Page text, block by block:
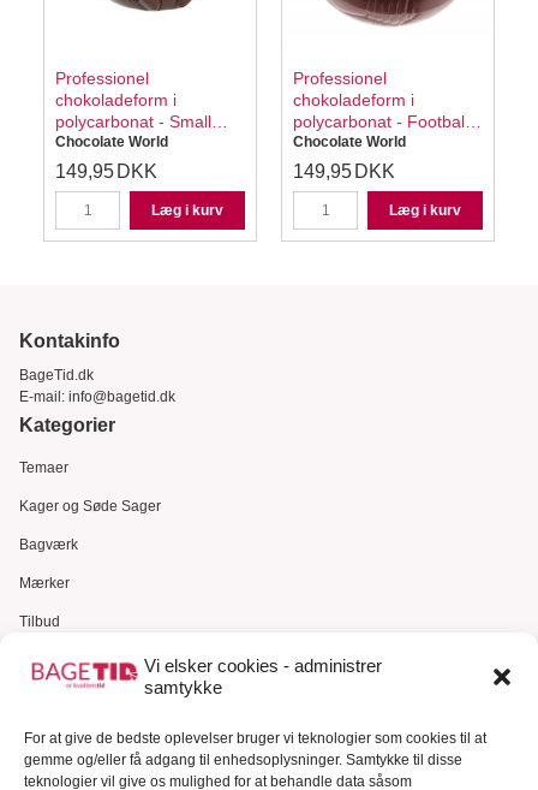
Vi elsker cookies - administrer
samtykke
For at give de bedste oplevelser bruger vi teknologier som cookies til at
gemme og/eller få adgang til enhedsoplysninger. Samtykke til disse
teknologier vil give os mulighed for at behandle data såsom
Professionel
chokoladeform i
polycarbonat - Small
Round Chicken
CW12145
Chocolate World
149,95 DKK
Læg i kurv
Professionel
chokoladeform i
polycarbonat - Football
Ø3 cm CW1243
Chocolate World
149,95 DKK
Læg i kurv
Kontakinfo
BageTid.dk
E-mail: info@bagetid.dk
Kategorier
Temaer
Kager og Søde Sager
Bagværk
Mærker
Tilbud
Gavekort
Kundeservice
Kundeservice
FAQ – Ofte stillede spørgsmål